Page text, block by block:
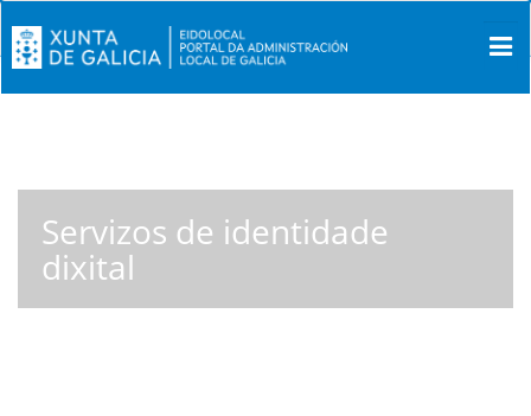
Servizos de identidade
dixital